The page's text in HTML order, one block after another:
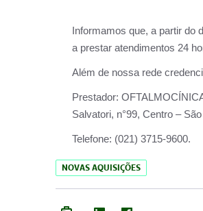
Informamos que, a partir do
a prestar atendimentos 24
Além de nossa rede
Prestador:
Salvatori, n°99, Centro –
Telefone: (021) 3715-9600.
NOVAS AQUISIÇÕES